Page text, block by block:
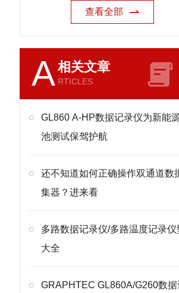
查看全部
A相关文章
RTICLES
GL860 A-HP数据记录仪为新能
池测试保驾护航
还不知道如何正确操作双通道数
集器？进来看
多路数据记录仪/多路温度记录仪
大全
GRAPHTEC GL860A/G260数据